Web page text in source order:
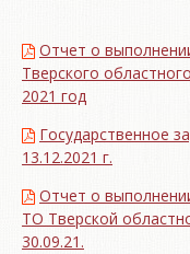
Отчет о
Тверского
2021 год
Государственное
13.12.2021 г.
Отчет о
ТО Тверской
30.09.21.